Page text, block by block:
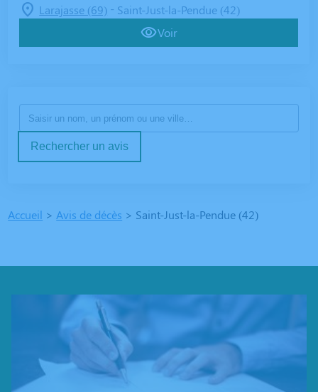
Larajasse (69) - Saint-Just-la-Pendue (42)
Voir
Rechercher un avis
Accueil > Avis de décès > Saint-Just-la-Pendue (42)